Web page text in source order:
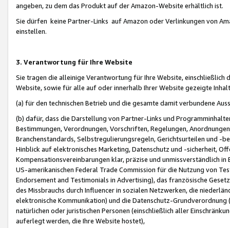
angeben, zu dem das Produkt auf der Amazon-Website erhältlich ist.
Sie dürfen keine Partner-Links auf Amazon oder Verlinkungen von
einstellen.
3. Verantwortung für Ihre Website
Sie tragen die alleinige Verantwortung für Ihre Website,
Website, sowie für alle auf oder innerhalb Ihrer Website gezeigte
(a) für den technischen Betrieb und die gesamte damit verbundene
(b) dafür, dass die Darstellung von Partner-Links und
Bestimmungen, Verordnungen, Vorschriften, Regelungen,
Branchenstandards, Selbstregulierungsregeln, Gerichtsurteilen und -
Hinblick auf elektronisches Marketing, Datenschutz und -sicherheit,
Kompensationsvereinbarungen klar, präzise und unmissverständlich
US-amerikanischen Federal Trade Commission für die Nutzung von
Endorsement and Testimonials in Advertising), das französische
des Missbrauchs durch Influencer in sozialen Netzwerken, die
elektronische Kommunikation) und die Datenschutz-
natürlichen oder juristischen Personen (einschließlich aller
auferlegt werden, die Ihre Website hostet),